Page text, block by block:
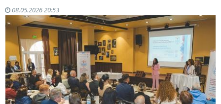
08.05.2026 20:53